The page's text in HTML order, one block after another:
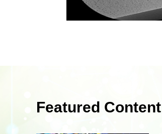
Featured Content